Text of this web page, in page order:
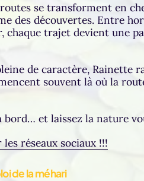
se transforment en
des découvertes. Entre
chaque trajet devient une
de caractère, Rainette
souvent là où la
bord… et laissez la nature
les réseaux sociaux !!!
de la méhari(nouvel onglet)